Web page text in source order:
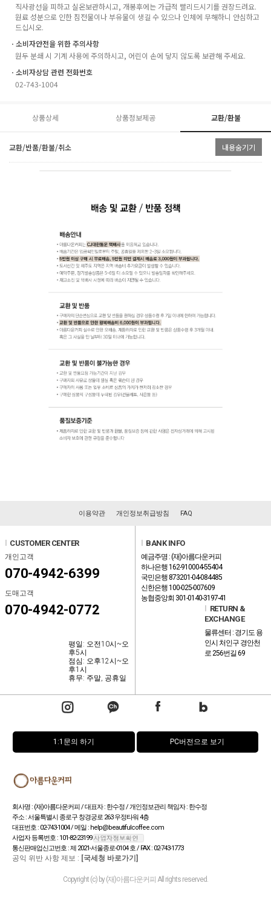
직사광선을 피하고 실온보관하시고, 개봉후에는 가급적 빨리드시기를 권장드려요.
원료 성분으로 인한 침전물이나 부유물이 생길 수 있으나 인체에 무해하니 안심하고
드십시오.
ㆍ소비자안전을 위한 주의사항
원두 분쇄 시 기계 사용에 주의하시고, 어린이 손에 닿지 않도록 보관해 주세요.
ㆍ소비자상담 관련 전화번호
02-743-1004
상품상세 상품정보제공 교환/환불
교환/반품/환불/취소 내용숨기기
이용약관 개인정보취급방침 FAQ
l CUSTOMER CENTER
개인고객
070-4942-6399
도매고객
070-4942-0772
평일: 오전10시~오
후5시
점심: 오후12시~오
후1시
휴무: 주말, 공휴일
l BANK INFO
예금주명 : (재)아름다운커피
하나은행 162-910004-55404
국민은행 873201-04-084485
신한은행 100-025-007609
농협중앙회 301-0140-3197-41
l RETURN &
EXCHANGE
물류센터 : 경기도 용
인시 처인구 경안천
로 256번길 69
1:1문의 하기 PC버전으로 보기
회사명 : (재)아름다운커피 / 대표자 : 한수정 / 개인정보관리 책임자 : 한수정
주소 : 서울특별시 종로구 창경궁로 263 우정타워 4층
대표번호 : 02-743-1004 / 메일 : help@beautifulcoffee.com
사업자 등록번호 : 101-82-23199
통신판매업신고번호 : 제 2021-서울종로-0104 호 / FAX : 02-743-1773
공익 위반 사항 제보 : [국세청 바로가기]
Copyright (c) by (재)아름다운커피 All rights reserved.